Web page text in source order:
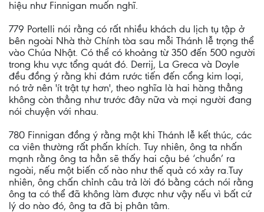
hiệu như Finnigan muốn nghĩ.
779 Portelli nói rằng có rất nhiều khách du lịch tụ tập ở
bên ngoài Nhà thờ Chính tòa sau mỗi Thánh lễ trọng thể
vào Chúa Nhật. Có thể có khoảng từ 350 đến 500 người
trong khu vực tổng quát đó. Derrij, La Greca và Doyle
đều đồng ý rằng khi đám rước tiến đến cổng kim loại,
nó trở nên 'ít trật tự hơn', theo nghĩa là hai hàng thẳng
không còn thẳng như trước đây nữa và mọi người đang
nói chuyện với nhau.
780 Finnigan đồng ý rằng một khi Thánh lễ kết thúc, các
ca viên thường rất phấn khích. Tuy nhiên, ông ta nhấn
mạnh rằng ông ta hẳn sẽ thấy hai cậu bé ‘chuồn’ ra
ngoài, nếu một biến cố nào như thế quả có xảy ra.Tuy
nhiên, ông chấn chỉnh câu trả lời đó bằng cách nói rằng
ông ta có thể đã không làm được như vậy nếu vì bất cứ
lý do nào đó, ông ta đã bị phân tâm.